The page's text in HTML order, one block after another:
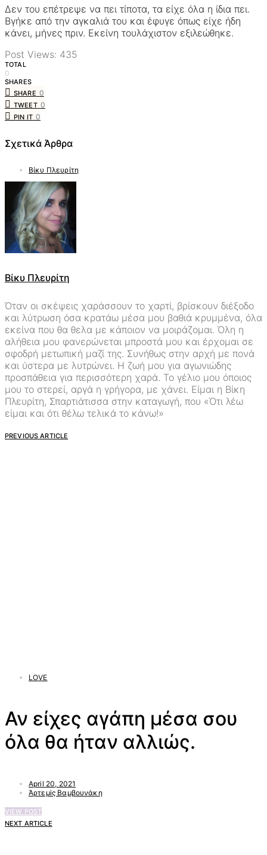
Δεν του επέτρεψε να πει τίποτα, τα είχε όλα η ίδια πει.
Βγήκε από την αγκαλιά του και έφυγε όπως είχε ήδη
κάνει, μήνες πριν. Εκείνη τουλάχιστον εξιλεώθηκε.
Post Views: 435
TOTAL
0
SHARES
SHARE 0
TWEET 0
PIN IT 0
Σχετικά Άρθρα
Βίκυ Πλευρίτη
Βίκυ Πλευρίτη
Όταν οι σκέψεις χαράσσουν το χαρτί, βρίσκουν διέξοδο
και λύτρωση όσα κρατάω μέσα μου βαθιά κρυμμένα, όλα
εκείνα που θα θελα με κάποιον να μοιράζομαι. Όλη η
αλήθεια μου φανερώνεται μπροστά μου και έρχομαι σε
σφοδρή μετωπική μαζί της. Συνήθως στην αρχή με πονά
και ύστερα με λυτρώνει. Η ζωή μου για αγωνιώδης
προσπάθεια για περισσότερη χαρά. Το γέλιο μου όποιος
μου το στερεί, αργά η γρήγορα, με χάνει. Είμαι η Βίκη
Πλευρίτη, Σπαρτιάτισσα στην καταγωγή, που «Ότι λέω
είμαι και ότι θέλω τελικά το κάνω!»
PREVIOUS ARTICLE
LOVE
Αν είχες αγάπη μέσα σου
όλα θα ήταν αλλιώς.
April 20, 2021
Άρτεμiς Βαμβουνάκη
VIEW POST
NEXT ARTICLE